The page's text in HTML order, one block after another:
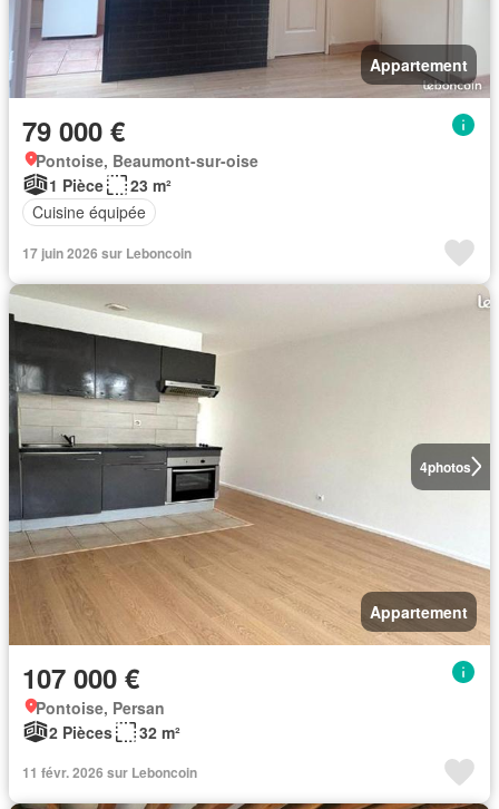
Appartement
79 000 €
Pontoise, Beaumont-sur-oise
1 Pièce
23 m²
Cuisine équipée
17 juin 2026 sur Leboncoin
4photos
Appartement
107 000 €
Pontoise, Persan
2 Pièces
32 m²
11 févr. 2026 sur Leboncoin